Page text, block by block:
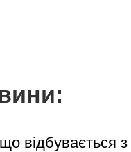
відбувається з